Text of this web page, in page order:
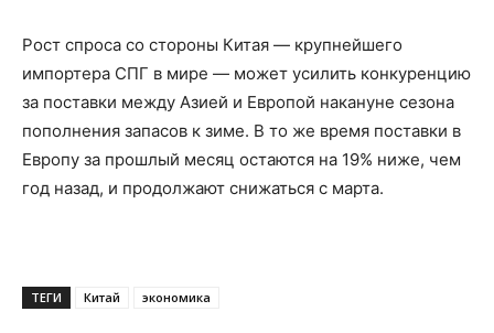
Рост спроса со стороны Китая — крупнейшего
импортера СПГ в мире — может усилить конкуренцию
за поставки между Азией и Европой накануне сезона
пополнения запасов к зиме. В то же время поставки в
Европу за прошлый месяц остаются на 19% ниже, чем
год назад, и продолжают снижаться с марта.
ТЕГИ Китай экономика